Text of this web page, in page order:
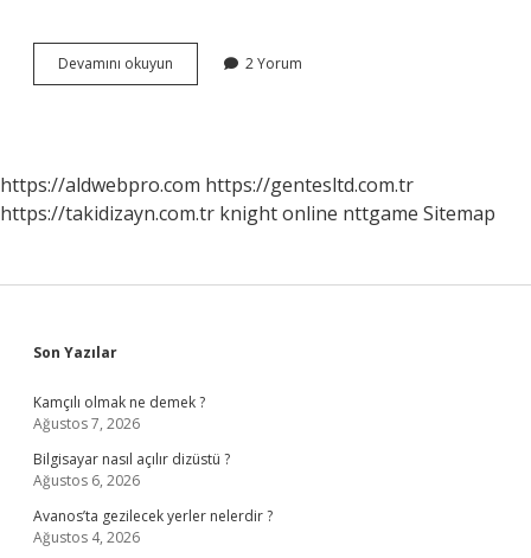
Devamını okuyun
Tek
2 Yorum
https://aldwebpro.com https://gentesltd.com.tr
https://takidizayn.com.tr knight online nttgame Sitemap
Sidebar
Son Yazılar
Kamçılı olmak ne demek ?
Ağustos 7, 2026
Bilgisayar nasıl açılır dizüstü ?
Ağustos 6, 2026
Avanos’ta gezilecek yerler nelerdir ?
Ağustos 4, 2026